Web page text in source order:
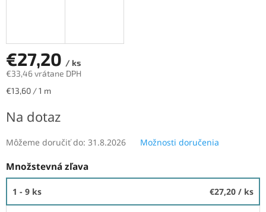
€27,20 / ks
€33,46 vrátane DPH
Jednotková
€13,60 / 1 m
Na dotaz
Môžeme doručiť do: 31.8.2026 Možnosti doručenia
Množstevná zľava
1 - 9 ks €27,20 / ks